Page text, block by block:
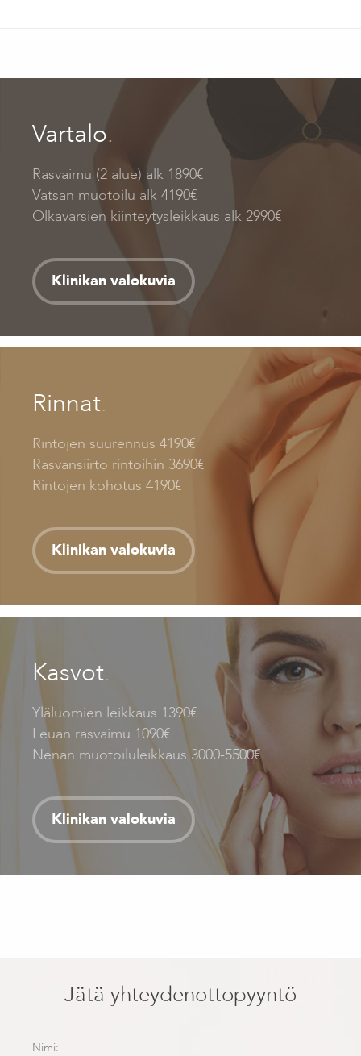
Vartalo.
Rasvaimu (2 alue) alk 1890€
Vatsan muotoilu alk 4190€
Olkavarsien kiinteytysleikkaus alk 2990€
Klinikan valokuvia
Rinnat.
Rintojen suurennus 4190€
Rasvansiirto rintoihin 3690€
Rintojen kohotus 4190€
Klinikan valokuvia
Kasvot.
Yläluomien leikkaus 1390€
Leuan rasvaimu 1090€
Nenän muotoiluleikkaus 3000-5500€
Klinikan valokuvia
Jätä yhteydenottopyyntö
Nimi: